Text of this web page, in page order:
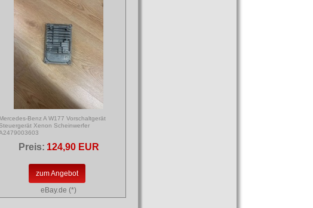
Mercedes-Benz A W177 Vorschaltgerät
Xenon Scheinwerfer
Preis: 124,90 EUR
zum Angebot
eBay.de (*)